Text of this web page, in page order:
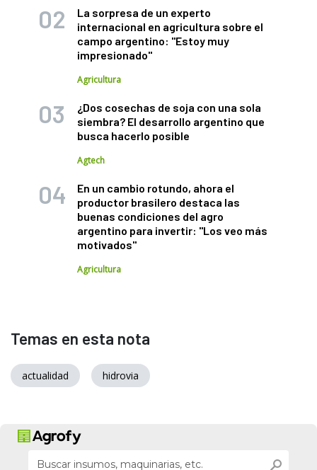
La sorpresa de un experto
internacional en agricultura sobre el
campo argentino: "Estoy muy
impresionado"
Agricultura
¿Dos cosechas de soja con una sola
siembra? El desarrollo argentino que
busca hacerlo posible
Agtech
En un cambio rotundo, ahora el
productor brasilero destaca las
buenas condiciones del agro
argentino para invertir: "Los veo más
motivados"
Agricultura
Temas en esta nota
actualidad hidrovia